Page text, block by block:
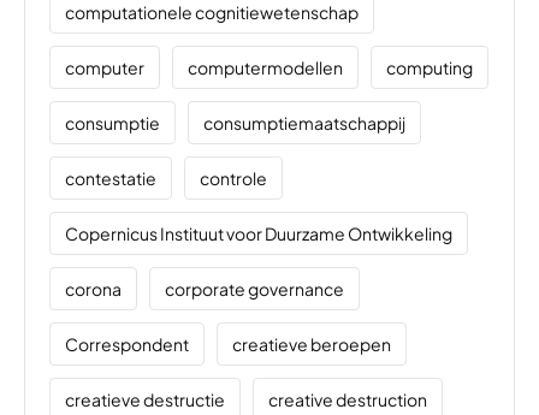
computationele cognitiewetenschap
computer computermodellen computing
consumptie consumptiemaatschappij
contestatie controle
Copernicus Instituut voor Duurzame Ontwikkeling
corona corporate governance
Correspondent creatieve beroepen
creatieve destructie creative destruction